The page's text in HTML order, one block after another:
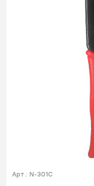
Арт.: N-301C